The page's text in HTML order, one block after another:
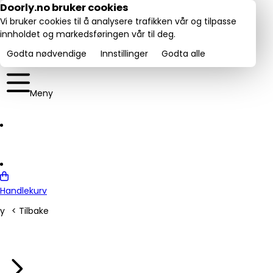
Utmerket:
4.6/5
Meny
Handlekurv
< Tilbake
Doorly.no bruker cookies
Vi bruker cookies til å analysere trafikken vår og tilpasse
innholdet og markedsføringen vår til deg.
Godta nødvendige
Innstillinger Godta alle